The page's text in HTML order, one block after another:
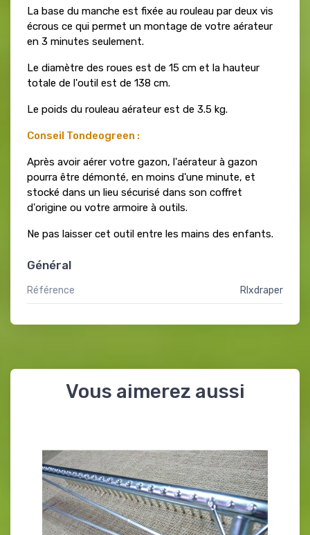
La base du manche est fixée au rouleau par deux vis
écrous ce qui permet un montage de votre aérateur
en 3 minutes seulement.
Le diamètre des roues est de 15 cm et la hauteur
totale de l'outil est de 138 cm.
Le poids du rouleau aérateur est de 3.5 kg.
Conseil Tondeogreen :
Après avoir aérer votre gazon, l'aérateur à gazon
pourra être démonté, en moins d'une minute, et
stocké dans un lieu sécurisé dans son coffret
d'origine ou votre armoire à outils.
Ne pas laisser cet outil entre les mains des enfants.
Général
Référence Rlxdraper
Vous aimerez aussi